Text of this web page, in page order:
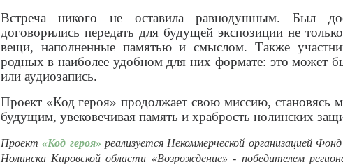
Встреча никого не оставила равнодушным. Был
договорились передать для будущей экспозиции не
вещи, наполненные памятью и смыслом. Также
родных в наиболее удобном для них формате: это может
или аудиозапись.
Проект «Код героя» продолжает свою миссию,
будущим, увековечивая память и храбрость нолинских
Проект«Код героя» реализуется Некоммерческой организацией
Нолинска Кировской области «Возрождение» - победителем